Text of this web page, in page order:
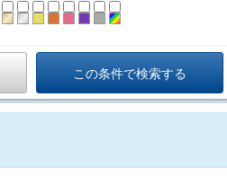
ック
ブラウンゴールド パープル
グレー